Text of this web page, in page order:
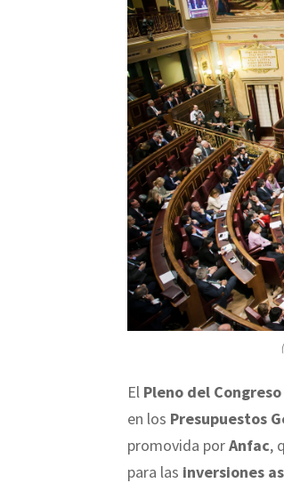
El Pleno del
en los Presupuestos
promovida porAnfac,
para las inversiones